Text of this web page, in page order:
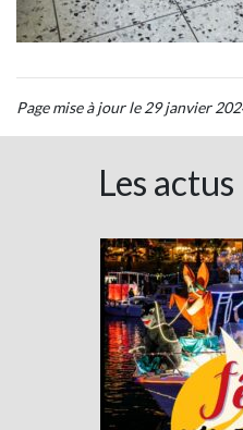
Page mise à jour le 29 janvier
Les actus